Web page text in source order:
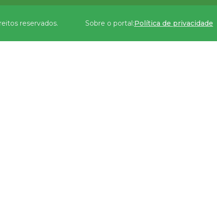
reservados. Sobre o portal:Política de privacidade